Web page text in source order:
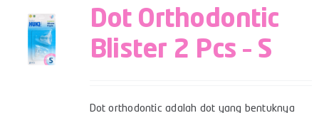
Dot Orthodontic
Blister 2 Pcs – S
Dot orthodontic adalah dot yang bentuknya